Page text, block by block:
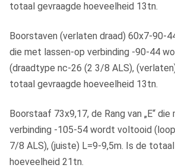
totaal gevraagde hoeveelheid 13tn.
Boorstaven (verlaten draad) 60x7-90-
die met lassen-op verbinding -90-44
(draadtype nc-26 (2 3/8 ALS),
totaal gevraagde hoeveelheid 13tn.
Boorstaaf 73x9,17, de Rang van „E“
verbinding -105-54 wordt voltooid
7/8 ALS), (juiste) L=9-9,5m. Is de
hoeveelheid 21tn.